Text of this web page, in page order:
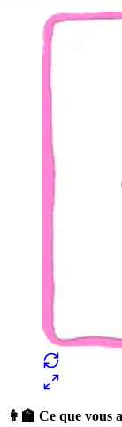
👩‍🏫 Ce que vous